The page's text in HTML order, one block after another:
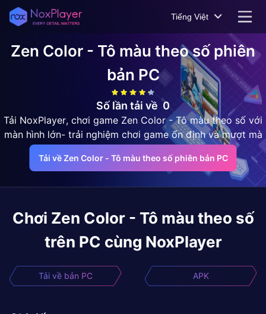
Tiếng Việt
Zen Color - Tô màu theo sốphiên
bản PC
Số lần tải về 0
Tải NoxPlayer, chơi game Zen Color - Tô màu theo số với
màn hình lớn- trải nghiệm chơi game ổn định và mượt mà
Tải về Zen Color - Tô màu theo số phiên bản PC
Chơi Zen Color - Tô màu theo số
trên PC cùng NoxPlayer
Tải về bản PC APK